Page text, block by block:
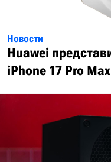
Новости
Huawei
iPhone 17 Pro